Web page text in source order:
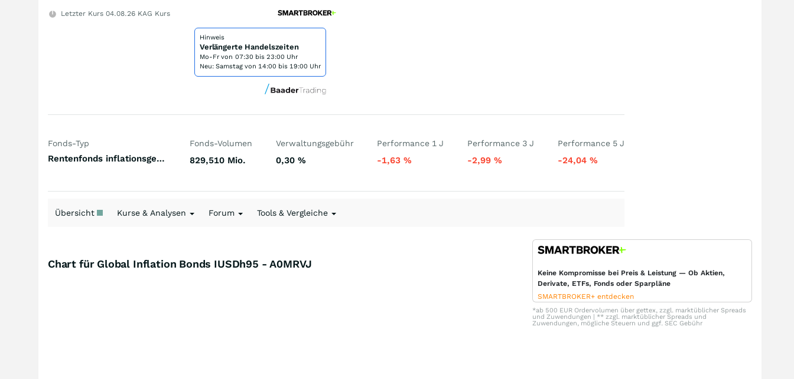
Letzter Kurs 04.08.26 KAG Kurs
Hinweis
Verlängerte Handelszeiten
Mo-Fr von 07:30 bis 23:00 Uhr
Neu: Samstag von 14:00 bis 19:00 Uhr
Fonds-Typ
Rentenfonds inflationsgeschützt Welt Hartwährungen (Welt)
Fonds-Volumen
829,510 Mio.
Verwaltungsgebühr
0,30 %
Performance 1 J
-1,63%
Performance 3 J
-2,99%
Performance 5 J
-24,04 %
Übersicht Kurse & Analysen Forum Tools & Vergleiche
Chart für Global Inflation Bonds IUSDh95 - A0MRVJ
Keine Kompromisse bei Preis & Leistung — Ob Aktien,
Derivate, ETFs, Fonds oder Sparpläne
SMARTBROKER+ entdecken
*ab 500 EUR Ordervolumen über gettex, zzgl. marktüblicher Spreads
und Zuwendungen | ** zzgl. marktüblicher Spreads und
Zuwendungen, mögliche Steuern und ggf. SEC Gebühr